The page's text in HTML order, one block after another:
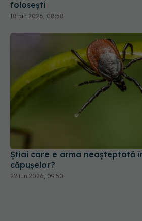
folosești
18 ian 2026, 08:58
Știai care e arma neașteptată
căpușelor?
22 iun 2026, 09:50